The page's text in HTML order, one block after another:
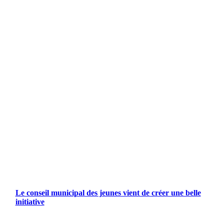
Le conseil municipal des jeunes vient de créer une belle
initiative